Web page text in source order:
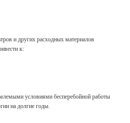
и других расходных материалов
к:
условиями бесперебойной работы
на долгие годы.